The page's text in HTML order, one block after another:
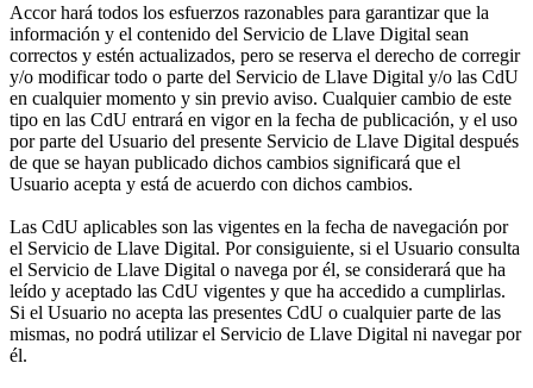
Accor hará todos los esfuerzos razonables para garantizar que la
información y el contenido del Servicio de Llave Digital sean
correctos y estén actualizados, pero se reserva el derecho de corregir
y/o modificar todo o parte del Servicio de Llave Digital y/o las CdU
en cualquier momento y sin previo aviso. Cualquier cambio de este
tipo en las CdU entrará en vigor en la fecha de publicación, y el uso
por parte del Usuario del presente Servicio de Llave Digital después
de que se hayan publicado dichos cambios significará que el
Usuario acepta y está de acuerdo con dichos cambios.
Las CdU aplicables son las vigentes en la fecha de navegación por
el Servicio de Llave Digital. Por consiguiente, si el Usuario consulta
el Servicio de Llave Digital o navega por él, se considerará que ha
leído y aceptado las CdU vigentes y que ha accedido a cumplirlas.
Si el Usuario no acepta las presentes CdU o cualquier parte de las
mismas, no podrá utilizar el Servicio de Llave Digital ni navegar por
él.